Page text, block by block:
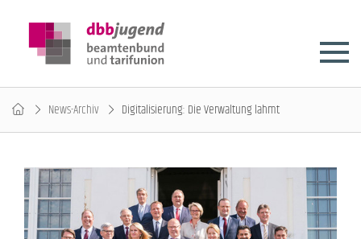
News-Archiv Digitalisierung: Die Verwaltung lahmt